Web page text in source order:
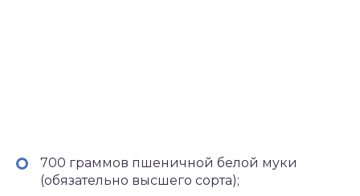
700 граммов пшеничной белой муки
(обязательно высшего сорта);